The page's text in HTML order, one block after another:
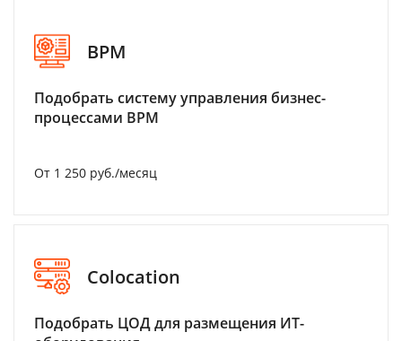
BPM
Подобрать систему управления бизнес-
процессами BPM
От 1 250 руб./месяц
Colocation
Подобрать ЦОД для размещения ИТ-